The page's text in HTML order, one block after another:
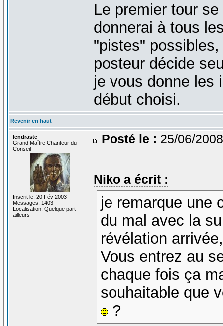
Le premier tour
donnerai à tous
"pistes"
posteur décide
je vous donne les
début choisi.
Revenir en haut
lendraste
Grand Maître Chanteur du
Conseil
Inscrit le: 20 Fév 2003
Messages: 1403
Localisation: Quelque part
ailleurs
Posté le : 25/06/
Niko a écrit :
je remarque une
du mal avec la
révélation
Vous entrez au
chaque fois ça
souhaitable que
?